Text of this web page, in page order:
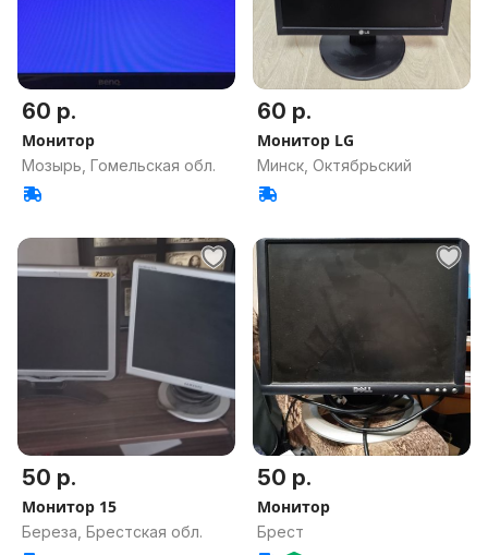
60 р.
Монитор
Мозырь, Гомельская обл.
60 р.
Монитор LG
Минск, Октябрьский
50 р.
Монитор 15
Береза, Брестская обл.
50 р.
Монитор
Брест